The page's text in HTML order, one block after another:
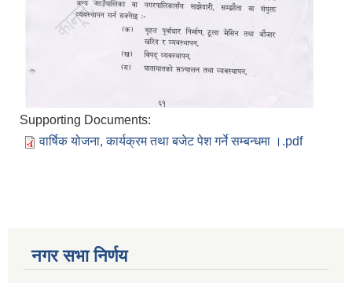
Supporting Documents:
वार्षिक योजना, कार्यक्रम तथा बजेट पेश गर्ने सम्बन्धमा ।.pdf
नगर सभा निर्णय